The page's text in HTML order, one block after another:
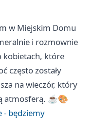
w Miejskim Domu
i rozmownie
które
często zostały
na wieczór, który
atmosferą. ☕🎨
- będziemy